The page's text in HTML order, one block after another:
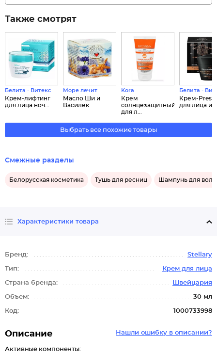
Также смотрят
Белита - Витекс
Крем-лифтинг
для лица ноч...
Море лечит
Масло Ши и
Василек
Kora
Крем
солнцезащитный
для л...
Белита -
Крем-
для лица и
Выбрать все похожие товары
Смежные разделы
Белорусская косметика Тушь для ресниц Шампунь для
Характеристики товара
Бренд: Stellary
Тип: Крем для лица
Страна бренда: Швейцария
Объем: 30 мл
Код: 1000733998
Нашли ошибку в описании?
Описание
Активные компоненты: